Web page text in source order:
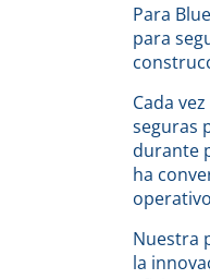
Para
para
Cada
seguras
durante
ha
Nuestra
la